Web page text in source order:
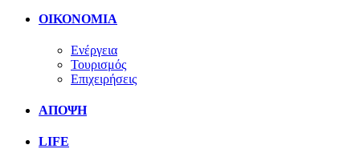
ΟΙΚΟΝΟΜΙΑ
Ενέργεια
Τουρισμός
Επιχειρήσεις
ΑΠΟΨΗ
LIFE